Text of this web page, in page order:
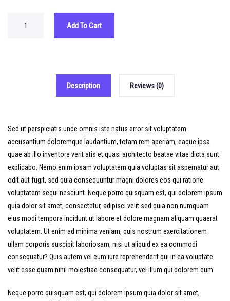
Add To Cart
Description Reviews (0)
Sed ut perspiciatis unde omnis iste natus error sit voluptatem
accusantium doloremque laudantium, totam rem aperiam, eaque ipsa
quae ab illo inventore verit atis et quasi architecto beatae vitae dicta sunt
explicabo. Nemo enim ipsam voluptatem quia voluptas sit aspernatur aut
odit aut fugit, sed quia consequuntur magni dolores eos qui ratione
voluptatem sequi nesciunt. Neque porro quisquam est, qui dolorem ipsum
quia dolor sit amet, consectetur, adipisci velit sed quia non numquam
eius modi tempora incidunt ut labore et dolore magnam aliquam quaerat
voluptatem. Ut enim ad minima veniam, quis nostrum exercitationem
ullam corporis suscipit laboriosam, nisi ut aliquid ex ea commodi
consequatur? Quis autem vel eum iure reprehenderit qui in ea voluptate
velit esse quam nihil molestiae consequatur, vel illum qui dolorem eum
Neque porro quisquam est, qui dolorem ipsum quia dolor sit amet,